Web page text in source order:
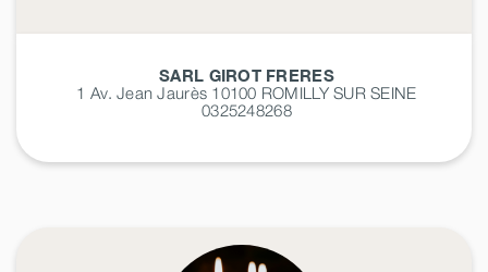
SARL GIROT FRERES
1 Av. Jean Jaurès 10100 ROMILLY SUR SEINE
0325248268